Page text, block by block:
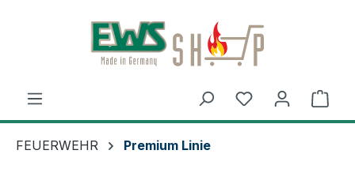
Zum Hauptinhalt springen
FEUERWEHR Premium Linie